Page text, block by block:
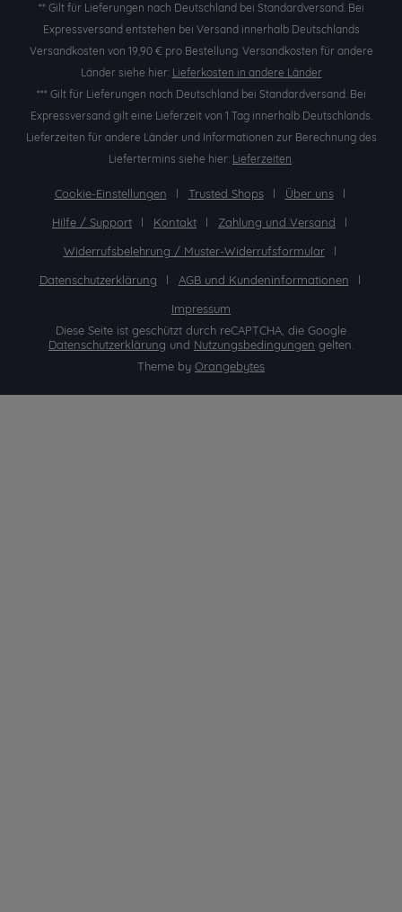
** Gilt für Lieferungen nach Deutschland bei Standardversand. Bei
Expressversand entstehen bei Versand innerhalb Deutschlands
Versandkosten von 19,90 € pro Bestellung. Versandkosten für andere
Länder siehe hier: Lieferkosten in andere Länder
*** Gilt für Lieferungen nach Deutschland bei Standardversand. Bei
Expressversand gilt eine Lieferzeit von 1 Tag innerhalb Deutschlands.
Lieferzeiten für andere Länder und Informationen zur Berechnung des
Liefertermins siehe hier: Lieferzeiten.
Cookie-Einstellungen Trusted Shops
Über uns
Hilfe / Support
Kontakt
Zahlung und Versand
Widerrufsbelehrung / Muster-Widerrufsformular
Datenschutzerklärung
AGB und Kundeninformationen
Impressum
Diese Seite ist geschützt durch reCAPTCHA, die Google
Datenschutzerklärung und Nutzungsbedingungen gelten.
Theme by Orangebytes